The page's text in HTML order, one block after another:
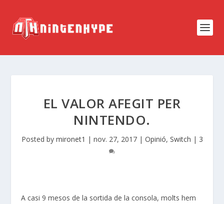
EL VALOR AFEGIT PER
NINTENDO.
Posted by mironet1 | nov. 27, 2017| Opinió, Switch | 3
A casi 9 mesos de la sortida de la consola, molts hem